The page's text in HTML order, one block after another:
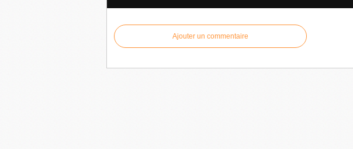
Ajouter un commentaire